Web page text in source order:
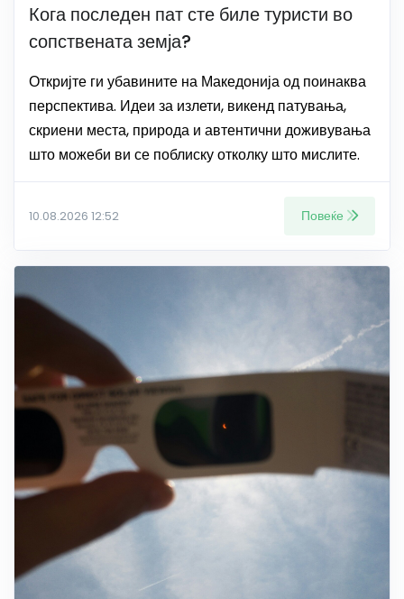
Кога последен пат сте биле туристи во
сопствената земја?
Откријте ги убавините на Македонија од поинаква
перспектива. Идеи за излети, викенд патувања,
скриени места, природа и автентични доживувања
што можеби ви се поблиску отколку што мислите.
10.08.2026 12:52 Повеќе